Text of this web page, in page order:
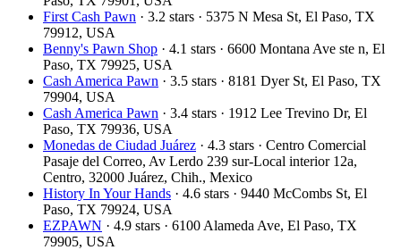
First Cash Pawn · 3.2 stars · 5375 N Mesa St, El Paso, TX
79912, USA
Benny's Pawn Shop · 4.1 stars · 6600 Montana Ave ste n, El
Paso, TX 79925, USA
Cash America Pawn · 3.5 stars · 8181 Dyer St, El Paso, TX
79904, USA
Cash America Pawn · 3.4 stars · 1912 Lee Trevino Dr, El
Paso, TX 79936, USA
Monedas de Ciudad Juárez · 4.3 stars · Centro Comercial
Pasaje del Correo, Av Lerdo 239 sur-Local interior 12a,
Centro, 32000 Juárez, Chih., Mexico
History In Your Hands · 4.6 stars · 9440 McCombs St, El
Paso, TX 79924, USA
EZPAWN · 4.9 stars · 6100 Alameda Ave, El Paso, TX
79905, USA